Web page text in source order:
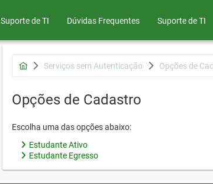
Suporte de TI Dúvidas Frequentes Suporte de TI
Serviços sem Autenticação Opções de
Opções de Cadastro
Escolha uma das opções abaixo:
Estudante Ativo
Estudante Egresso